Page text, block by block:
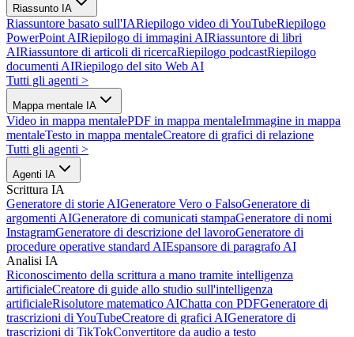
Riassunto IA
Riassuntore basato sull'IARiepilogo video di YouTubeRiepilogo
PowerPoint AIRiepilogo di immagini AIRiassuntore di libri
AIRiassuntore di articoli di ricercaRiepilogo podcastRiepilogo
documenti AIRiepilogo del sito Web AI
Tutti gli agenti >
Mappa mentale IA
Video in mappa mentalePDF in mappa mentaleImmagine in mappa
mentaleTesto in mappa mentaleCreatore di grafici di relazione
Tutti gli agenti >
Agenti IA
Scrittura IA
Generatore di storie AIGeneratore Vero o FalsoGeneratore di
argomenti AIGeneratore di comunicati stampaGeneratore di nomi
InstagramGeneratore di descrizione del lavoroGeneratore di
procedure operative standard AIEspansore di paragrafo AI
Analisi IA
Riconoscimento della scrittura a mano tramite intelligenza
artificialeCreatore di guide allo studio sull'intelligenza
artificialeRisolutore matematico AIChatta con PDFGeneratore di
trascrizioni di YouTubeCreatore di grafici AIGeneratore di
trascrizioni di TikTokConvertitore da audio a testo